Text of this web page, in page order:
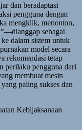
dan beradaptasi
pengguna dengan
mengklik, menonton,
sebagai
dalam sistem untuk
model secara
rekomendasi tetap
perilaku pengguna dari
membuat mesin
paling sukses dan
Kebijaksanaan